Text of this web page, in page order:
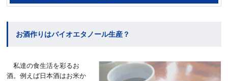
お酒作りはバイオエタノール生産？
私達の食生活を彩るお
酒。例えば日本酒はお米か